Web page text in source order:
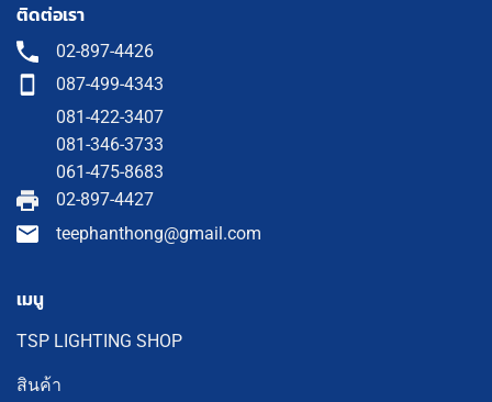
ติดต่อเรา
02-897-4426
087-499-4343
081-422-3407
081-346-3733
061-475-8683
02-897-4427
teephanthong@gmail.com
เมนู
TSP LIGHTING SHOP
สินค้า